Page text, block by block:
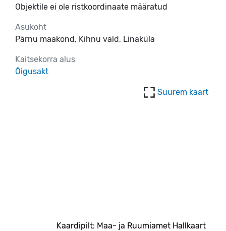
Objektile ei ole ristkoordinaate määratud
Asukoht
Pärnu maakond, Kihnu vald, Linaküla
Kaitsekorra alus
Õigusakt
Suurem kaart
Kaardipilt: Maa- ja Ruumiamet Hallkaart